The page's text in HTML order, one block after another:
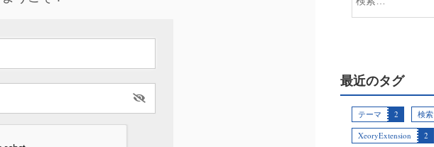
最近のタグ
テーマ 2 検索
XeoryExtension
2